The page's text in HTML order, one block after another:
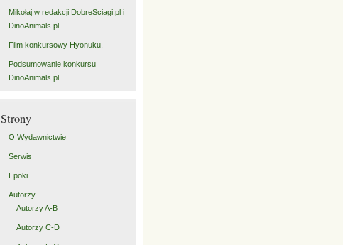
Mikołaj w redakcji DobreSciagi.pl i
DinoAnimals.pl.
Film konkursowy Hyonuku.
Podsumowanie konkursu
DinoAnimals.pl.
Strony
O Wydawnictwie
Serwis
Epoki
Autorzy
Autorzy A-B
Autorzy C-D